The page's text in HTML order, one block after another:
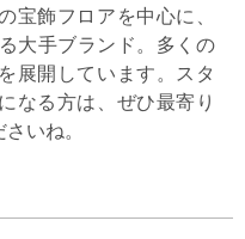
宝飾フロアを中心に、
大手ブランド。多くの
展開しています。スタ
なる方は、ぜひ最寄り
いね。